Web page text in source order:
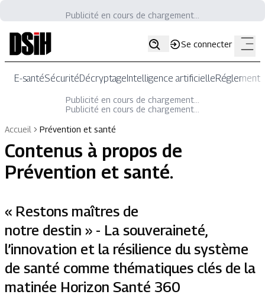
Publicité en cours de chargement...
Se connecter
E-santéSécuritéDécryptageIntelligence artificielle
Publicité en cours de chargement...
Publicité en cours de chargement...
Accueil
Prévention et santé
Contenus à propos de
Prévention et santé.
« Restons maîtres de
notre destin » - La souveraineté,
l’innovation et la résilience du système
de santé comme thématiques clés de la
matinée Horizon Santé 360